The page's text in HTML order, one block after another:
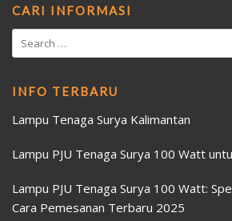
CARI INFORMASI
INFO TERBARU
Lampu Tenaga Surya Kalimantan
Lampu PJU Tenaga Surya 100 Watt
Lampu PJU Tenaga Surya 100 Watt:
Cara Pemesanan Terbaru 2025